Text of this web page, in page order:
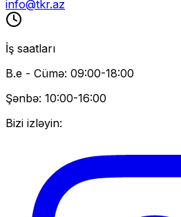
info@tkr.az
İş saatları
B.e - Cümə: 09:00-18:00
Şənbə: 10:00-16:00
Bizi izləyin: